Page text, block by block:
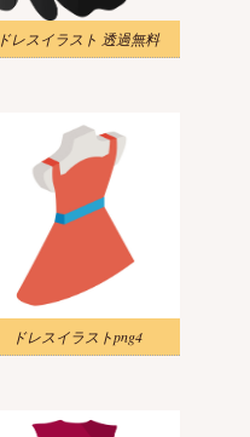
ドレスイラスト 透過無料
ドレスイラストpng4